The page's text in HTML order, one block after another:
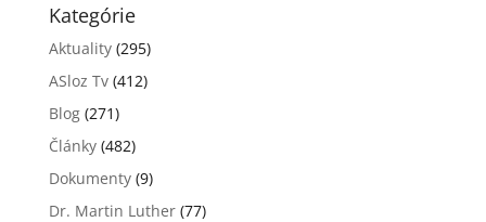
Kategórie
Aktuality(295)
ASloz Tv(412)
Blog(271)
Články(482)
Dokumenty(9)
Dr. Martin Luther(77)